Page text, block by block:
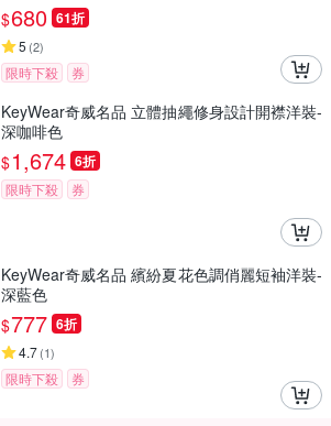
$680 61折
5 (2)
限時下殺 券
KeyWear奇威名品 立體抽繩修身設計開襟洋裝-
深咖啡色
$1,674 6折
限時下殺 券
KeyWear奇威名品 繽紛夏花色調俏麗短袖洋裝-
深藍色
$777 6折
4.7(1)
限時下殺 券